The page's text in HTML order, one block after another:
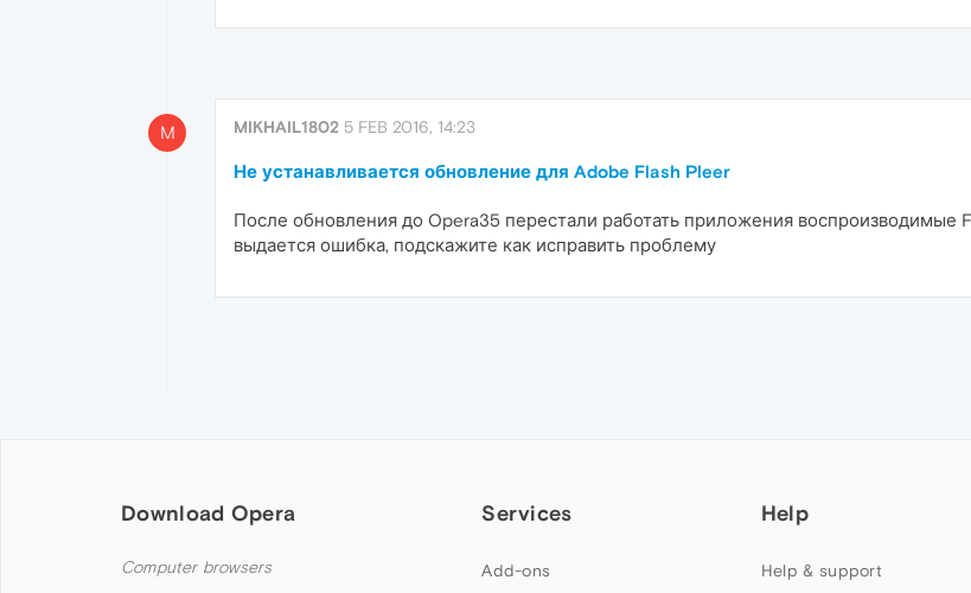
M MIKHAIL1802 5 FEB 2016, 14:23
Не устанавливается обновление для Adobe Flash Pleer
После обновления до Opera35 перестали работать приложения воспроизводимые
выдается ошибка, подскажите как исправить проблему
Download Opera
Computer browsers
Services
Add-ons
Help
Help & support